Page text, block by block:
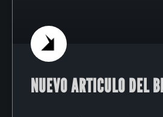
NUEVO ARTICULO DEL